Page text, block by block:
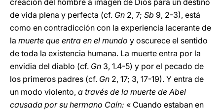
creación del hombre a imagen de Dios para un destino
de vida plena y perfecta (cf. Gn 2, 7; Sb 9, 2-3), está
como en contradicción con la experiencia lacerante de
la muerte que entra en el mundo y oscurece el sentido
de toda la existencia humana. La muerte entra por la
envidia del diablo (cf. Gn 3, 1.4-5) y por el pecado de
los primeros padres (cf. Gn 2, 17; 3, 17-19). Y entra de
un modo violento, a través de la muerte de Abel
causada por su hermano Caín: « Cuando estaban en